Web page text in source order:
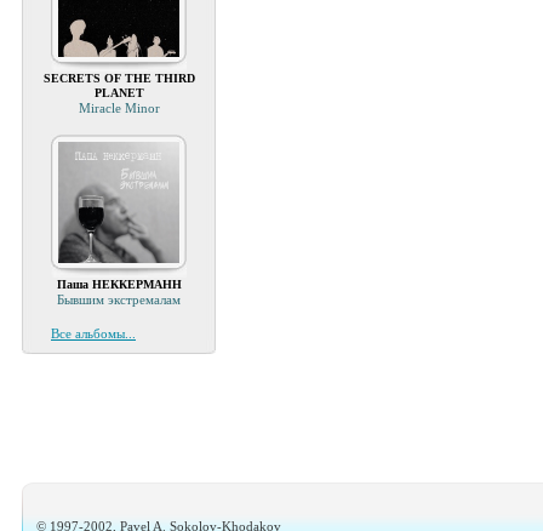
SECRETS OF THE THIRD
PLANET
Miracle Minor
Паша НЕККЕРМАНН
Бывшим экстремалам
Все альбомы...
© 1997-2002, Pavel A. Sokolov-Khodakov